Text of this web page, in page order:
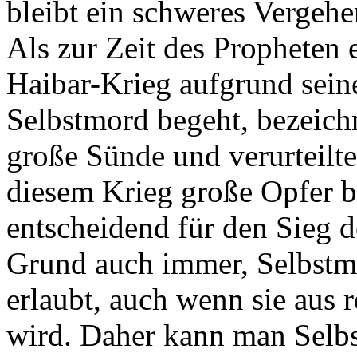
bleibt ein schweres
Als zur Zeit des
Haibar-Krieg aufgrund
Selbstmord begeht,
große Sünde und
diesem Krieg große Opfer
entscheidend für den Sieg
Grund auch immer,
erlaubt, auch wenn sie
wird. Daher kann man